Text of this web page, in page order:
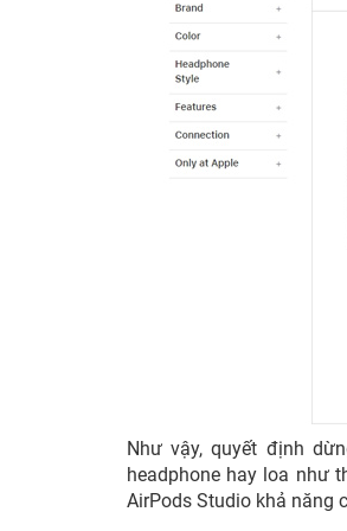
Như vậy, quyết định
headphone hay loa như
AirPods Studio khả năng